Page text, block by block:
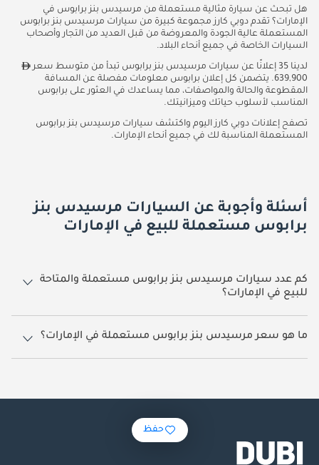
هل تبحث عن سيارة مثالية مستعملة من مرسيدس بنز برابوس في
الإمارات؟ تقدم دوبي كارز مجموعة كبيرة من سيارات مرسيدس بنز برابوس
المستعملة عالية الجودة والمعروضة من قبل العديد من التجار وأصحاب
السيارات الخاصة في جميع أنحاء البلاد.
لدينا 35 إعلانًا عن سيارات مرسيدس بنز برابوس تبدأ من متوسط سعر
639,900. يتضمن كل إعلان برابوس معلومات مفصلة عن المسافة
المقطوعة والحالة والمواصفات، مما يساعدك في العثور على برابوس
المناسب لأسلوب حياتك وميزانيتك.
تصفح إعلانات دوبي كارز اليوم واكتشف سيارات مرسيدس بنز برابوس
المستعملة المناسبة لك في جميع أنحاء الإمارات.
أسئلة وأجوبة عن السيارات مرسيدس بنز
برابوس مستعملة للبيع في الإمارات
كم عدد سيارات مرسيدس بنز برابوس مستعملة والمتاحة
للبيع في الإمارات؟
35 سيارة مرسيدس بنز برابوس مستعملة متوفرة للبيع في الإمارات.
ما هو سعر مرسيدس بنز برابوس مستعملة في الإمارات؟
يبدأ سعر سيارة مرسيدس بنز برابوس مستعملة في الإمارات 639,900.
حفظ